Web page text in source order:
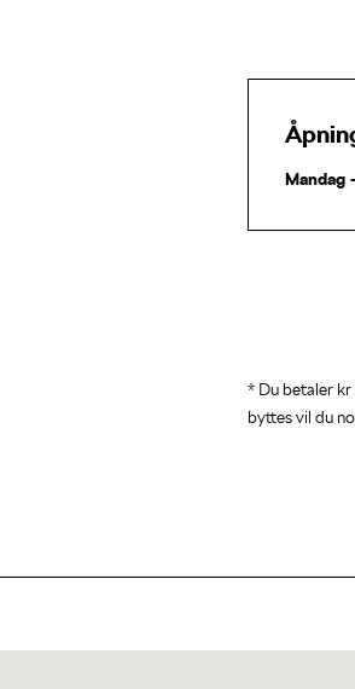
Mandag
* Du betaler
byttes vil du